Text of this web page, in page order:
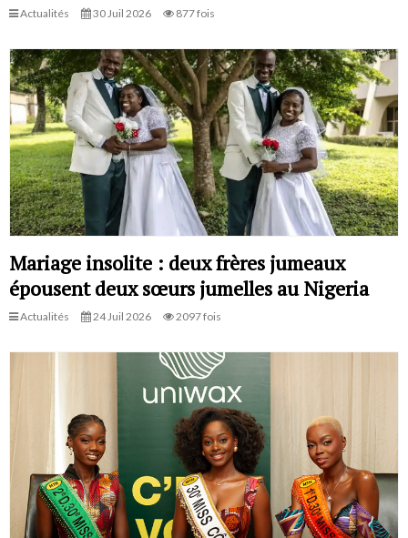
Actualités 30 Juil 2026 877 fois
Mariage insolite : deux frères jumeaux
épousent deux sœurs jumelles au Nigeria
Actualités 24 Juil 2026 2097 fois